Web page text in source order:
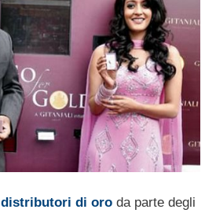
distributori di oro da parte degli